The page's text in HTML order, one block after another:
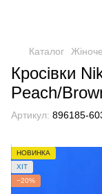
Каталог
Кросівки
Peach/
Артикул: 896185-
НОВИНКА
ХІТ
−20%